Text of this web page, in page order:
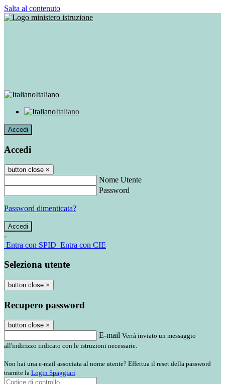
Salta al contenuto
Italiano
Italiano
Accedi
Accedi
button close ×
Nome Utente
Password
Password dimenticata?
-
Entra con SPID Entra con CIE
Seleziona utente
button close ×
Recupero password
button close ×
E-mail Verrà inviato un messaggio
all'indirizzo indicato con le istruzioni necessarie.
Non hai una e-mail associata al nome utente? Effettua il reset della password
tramite la Login Spaggiari